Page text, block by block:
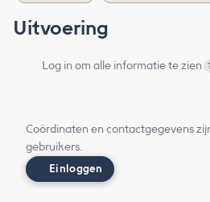
Uitvoering
Log in om alle informatie te zien
Coördinaten en contactgegevens
gebruikers.
Einloggen